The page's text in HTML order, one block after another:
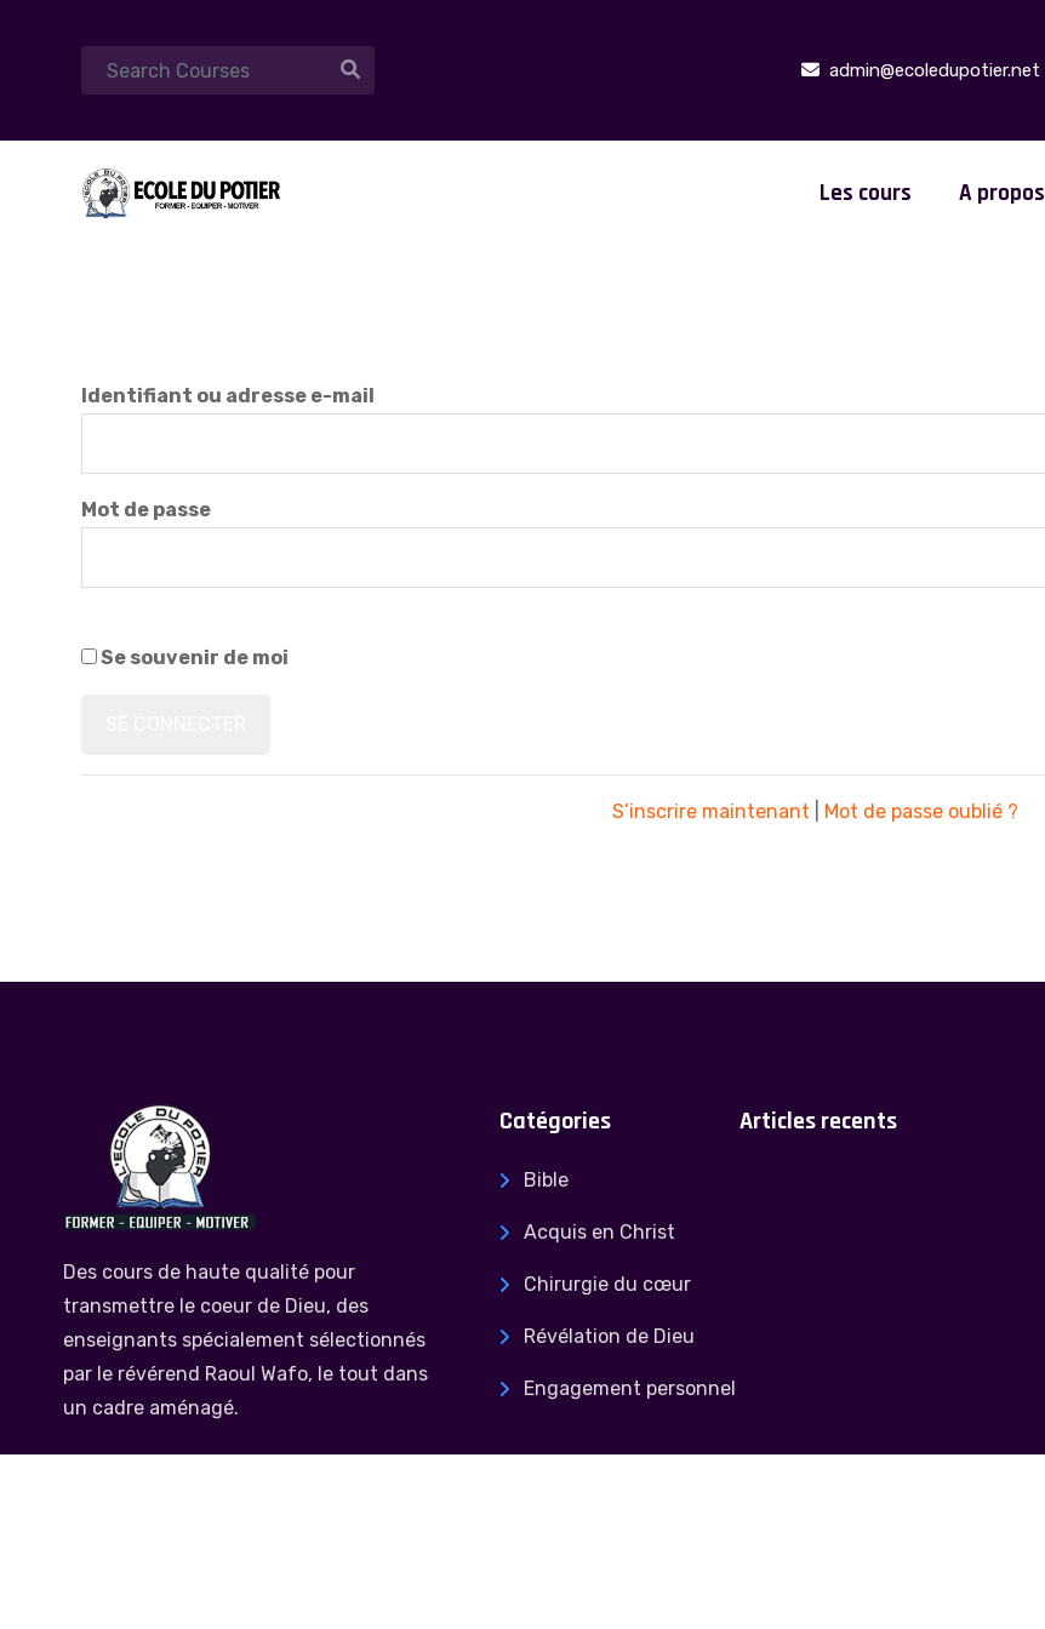
admin@ecoledupotier.net
Les cours A propos
Identifiant ou adresse e-mail
Mot de passe
Se souvenir de moi
S’inscrire maintenant Mot de passe oublié ?
Des cours de haute qualité pour
transmettre le coeur de Dieu, des
enseignants spécialement sélectionnés
par le révérend Raoul Wafo, le tout dans
un cadre aménagé.
Catégories
Bible
Acquis en Christ
Chirurgie du cœur
Révélation de Dieu
Engagement personnel
Articles recents